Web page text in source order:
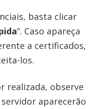
basta clicar
“. Caso apareça
a certificados,
los.
realizada, observe
aparecerão